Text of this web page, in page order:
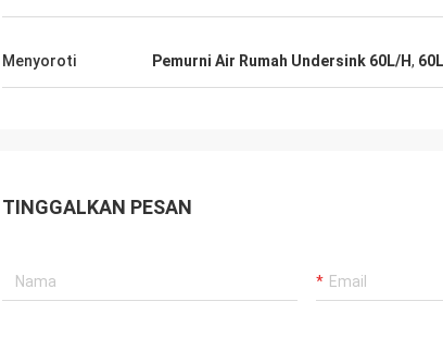
Menyoroti Pemurni Air Rumah Undersink 60L/H,
TINGGALKAN PESAN